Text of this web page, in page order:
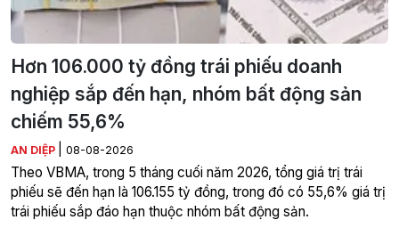
Hơn 106.000 tỷ đồng trái phiếu doanh
nghiệp sắp đến hạn, nhóm bất động sản
chiếm 55,6%
AN DIỆP 08-08-2026
Theo VBMA, trong 5 tháng cuối năm 2026, tổng giá trị trái
phiếu sẽ đến hạn là 106.155 tỷ đồng, trong đó có 55,6% giá trị
trái phiếu sắp đáo hạn thuộc nhóm bất động sản.